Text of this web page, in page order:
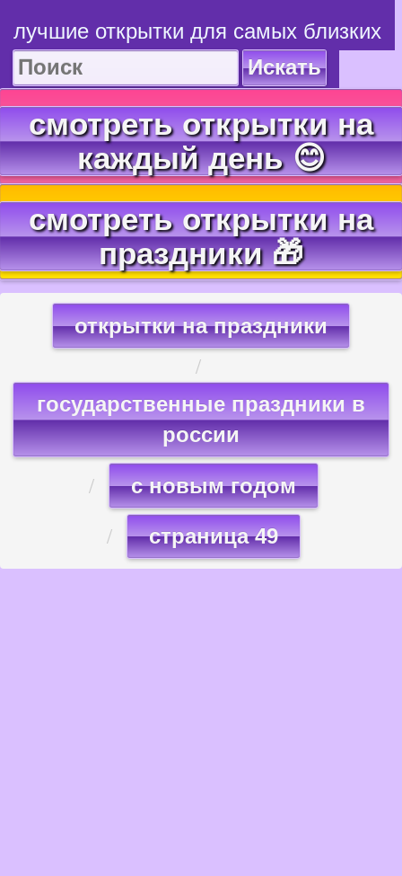
лучшие открытки для самых близких
Искать
смотреть открытки на
каждый день 😊
смотреть открытки на
праздники 🎁
открытки на праздники
государственные праздники в
россии
с новым годом
страница 49